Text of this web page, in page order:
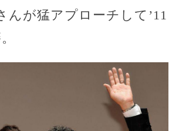
んが猛アプローチして’11